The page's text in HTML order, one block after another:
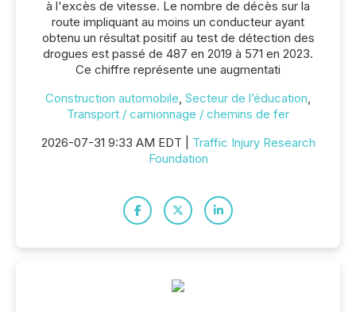
à l'excès de vitesse. Le nombre de décès sur la
route impliquant au moins un conducteur ayant
obtenu un résultat positif au test de détection des
drogues est passé de 487 en 2019 à 571 en 2023.
Ce chiffre représente une augmentati
Construction automobile, Secteur de l’éducation,
Transport / camionnage / chemins de fer
2026-07-31 9:33 AM EDT | Traffic Injury Research
Foundation